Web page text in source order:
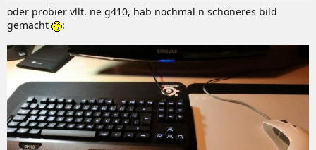
oder probier vllt. ne g410, hab nochmal n schöneres bild
gemacht
: